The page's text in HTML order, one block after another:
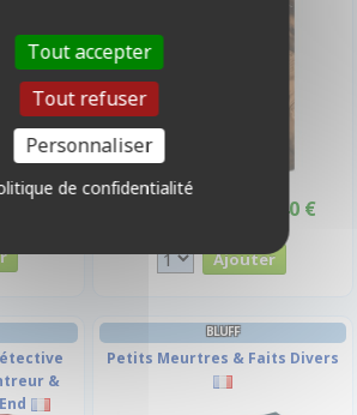
€ 47,40 €
&
BLUFF
Petits Meurtres & Faits Divers
Tout accepter
Tout refuser
Personnaliser
de confidentialité